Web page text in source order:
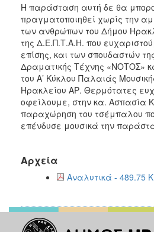
Η παράσταση αυτή δε θα
πραγματοποιηθεί χωρίς την
των ανθρώπων του Δήμου
της Δ.Ε.Π.Τ.Α.Η. που
επίσης, και των σπουδαστών
Δραματικής Τέχνης «ΝΟΤΟΣ»
του Α’ Κύκλου Παλαιάς
Ηρακλείου ΑΡ. Θερμότατες
οφείλουμε, στην κα. Ασπασία
παραχώρηση του τσέμπαλου
επένδυσε μουσικά την
Αρχεία
Αναλυτικά - 489.75